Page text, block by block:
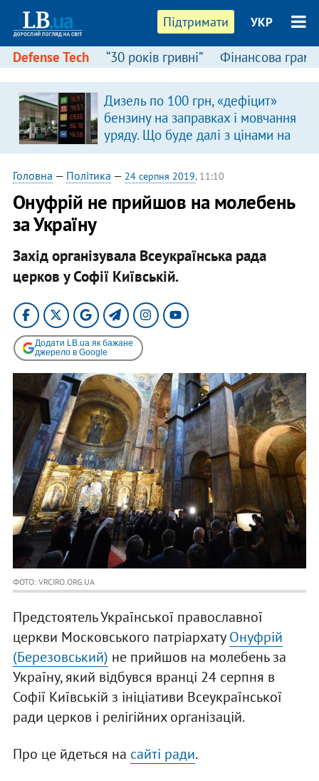
Підтримати УКР
Defense Tech “30 років гривні” Фінансова
Дизель по 100 грн, «дефіцит»
бензину на заправках і мовчання
уряду. Що буде далі з цінами на
пальне?
Головна — Політика — 24 серпня 2019, 11:10
Онуфрій не прийшов на молебень
за Україну
Захід організувала Всеукраїнська рада
церков у Софії Київській.
Додати LB.ua як бажане
джерело в Google
ФОТО: VRCIRO.ORG.UA
Предстоятель Української православної
церкви Московського патріархатуОнуфрій
(Березовський) не прийшов на молебень за
Україну, який відбувся вранці 24 серпня в
Софії Київській з ініціативи Всеукраїнської
ради церков і релігійних організацій.
Про це йдеться на сайті ради.